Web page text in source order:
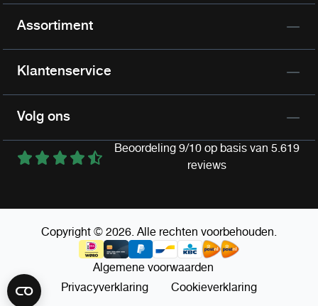
Assortiment
Klantenservice
Volg ons
Beoordeling 9/10 op basis van 5.619
reviews
Copyright © 2026. Alle rechten voorbehouden.
Algemene voorwaarden
Privacyverklaring
Cookieverklaring